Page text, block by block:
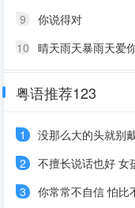
9
你说得对
10 晴天雨天暴雨天爱
粤语推荐123
1
没那么大的头就别
2
不擅长说话也好 女孩子完全
3
你常常不自信 怕比不上很多人 但我觉得你就是最好